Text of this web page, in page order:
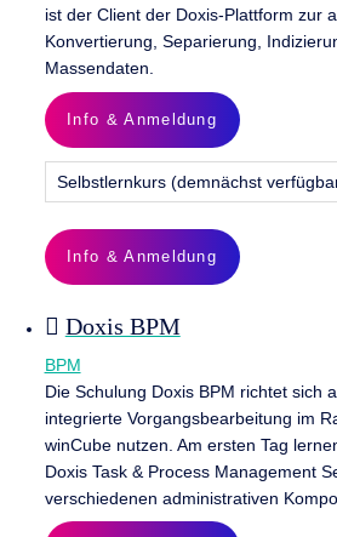
ist der Client der Doxis-Plattform zur
Konvertierung, Separierung,
Massendaten.
Info & Anmeldung
Selbstlernkurs (demnächst
Info & Anmeldung
Doxis BPM
BPM
Die Schulung Doxis BPM richtet sich
integrierte Vorgangsbearbeitung im
winCube nutzen. Am ersten Tag
Doxis Task & Process Management
verschiedenen administrativen